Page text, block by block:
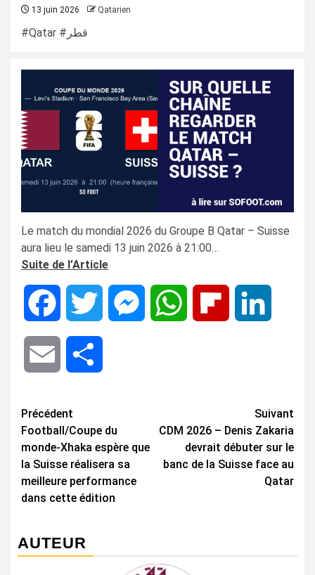
13 juin 2026 Qatarien
#Qatar #قطر
Le match du mondial 2026 du Groupe B Qatar – Suisse
aura lieu le samedi 13 juin 2026 à 21:00…
Suite de l’Article
Facebook Twitter MessengerWhatsApp Flipboard
Email
Navigation
d’article
Précédent
Football/Coupe du
monde-Xhaka espère que
la Suisse réalisera sa
meilleure performance
dans cette édition
Suivant
CDM 2026 – Denis Zakaria
devrait débuter sur le
banc de la Suisse face au
Qatar
AUTEUR